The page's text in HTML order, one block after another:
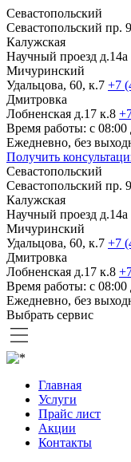
Севастопольский
Севастопольский пр.
Калужская
Научный проезд д.14а
Мичуринский
Удальцова, 60, к.7 +7
Дмитровка
Лобненская д.17 к.8
Время работы: с 08:00
Ежедневно, без
Получить
Севастопольский
Севастопольский пр.
Калужская
Научный проезд д.14а
Мичуринский
Удальцова, 60, к.7 +7
Дмитровка
Лобненская д.17 к.8
Время работы: с 08:00
Ежедневно, без
Выбрать сервис
Главная
Услуги
Прайс лист
Акции
Контакты